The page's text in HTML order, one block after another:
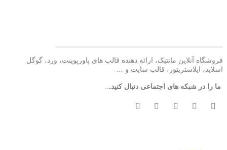
فروشگاه آنلاین مانتیک، ارائه دهنده قالب های پاورپوینت، ورد، گوگل
اسلاید، ایلاستریتور، قالب سایت و …
ما را در شبکه های اجتماعی دنبال کنید.